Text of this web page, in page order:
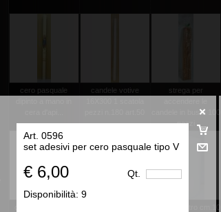
Art. 0596
set adesivi per cero pasquale tipo V
€ 6,00 Qt.
Disponibilità: 9
cero pasquale
candele votive
strega per
candele in busta 100
pezzi
cero diametro cm.10